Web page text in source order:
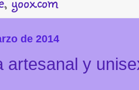
de 2014
artesanal y